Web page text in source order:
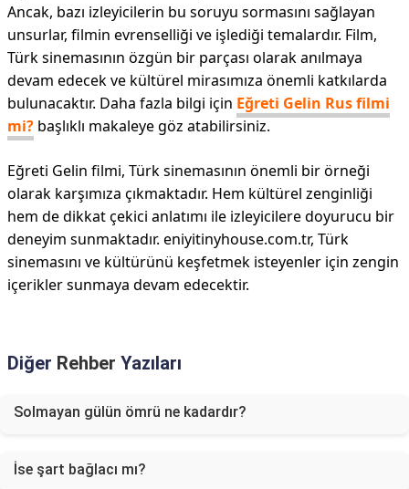
Ancak, bazı izleyicilerin bu soruyu sormasını sağlayan
unsurlar, filmin evrenselliği ve işlediği temalardır. Film,
Türk sinemasının özgün bir parçası olarak anılmaya
devam edecek ve kültürel mirasımıza önemli katkılarda
bulunacaktır. Daha fazla bilgi için Eğreti Gelin Rus filmi
mi? başlıklı makaleye göz atabilirsiniz.
Eğreti Gelin filmi, Türk sinemasının önemli bir örneği
olarak karşımıza çıkmaktadır. Hem kültürel zenginliği
hem de dikkat çekici anlatımı ile izleyicilere doyurucu bir
deneyim sunmaktadır. eniyitinyhouse.com.tr, Türk
sinemasını ve kültürünü keşfetmek isteyenler için zengin
içerikler sunmaya devam edecektir.
Diğer Rehber Yazıları
Solmayan gülün ömrü ne kadardır?
İse şart bağlacı mı?